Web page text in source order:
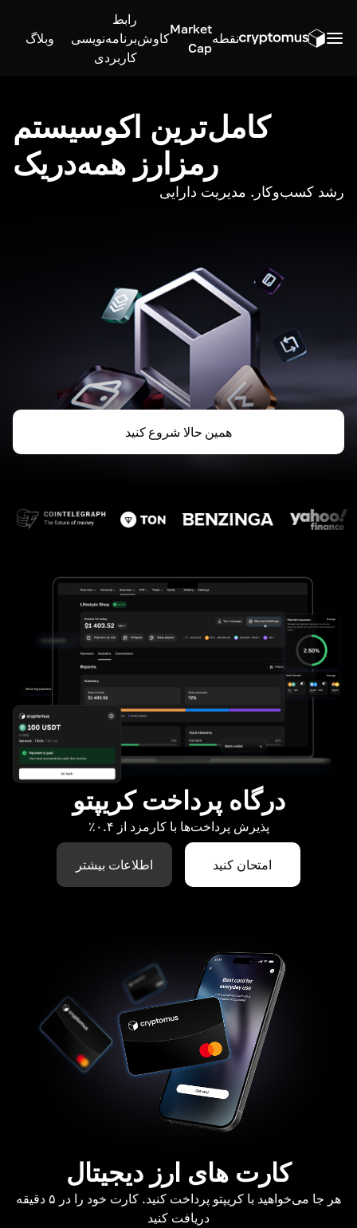
نقطه
Market
Cap
کاوش
رابط
برنامه‌نویسی
کاربردی
وبلاگ
کامل‌ترین اکوسیستم
رمزارز همه‌در‌یک
رشد کسب‌وکار. مدیریت دارایی
همین حالا شروع کنید
درگاه پرداخت کریپتو
پذیرش پرداخت‌ها با کارمزد از ۰.۴٪
امتحان کنید اطلاعات بیشتر
کارت های ارز دیجیتال
هر جا می‌خواهید با کریپتو پرداخت کنید. کارت خود را در ۵ دقیقه
دریافت کنید